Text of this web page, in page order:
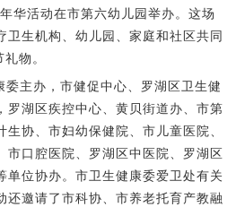
华活动在市第六幼儿园举办。这场
卫生机构、幼儿园、家庭和社区共同
物。
主办，市健促中心、罗湖区卫生健
罗湖区疾控中心、黄贝街道办、市第
协、市妇幼保健院、市儿童医院、
市口腔医院、罗湖区中医院、罗湖区
单位协办。市卫生健康委爱卫处有关
还邀请了市科协、市养老托育产教融